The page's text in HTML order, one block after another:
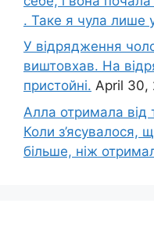
. Таке я чула лише
У відрядження
виштовхав. На
пристойні. April 30,
Алла отримала від
Коли з’ясувалося,
більше, ніж